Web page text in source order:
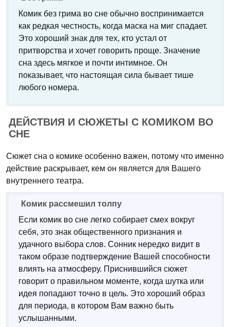
Комик без грима во сне обычно воспринимается
как редкая честность, когда маска на миг спадает.
Это хороший знак для тех, кто устал от
притворства и хочет говорить проще. Значение
сна здесь мягкое и почти интимное. Он
показывает, что настоящая сила бывает тише
любого номера.
ДЕЙСТВИЯ И СЮЖЕТЫ С КОМИКОМ ВО
СНЕ
Сюжет сна о комике особенно важен, потому что именно
действие раскрывает, кем он является для Вашего
внутреннего театра.
Комик рассмешил толпу
Если комик во сне легко собирает смех вокруг
себя, это знак общественного признания и
удачного выбора слов. Сонник нередко видит в
таком образе подтверждение Вашей способности
влиять на атмосферу. Приснившийся сюжет
говорит о правильном моменте, когда шутка или
идея попадают точно в цель. Это хороший образ
для периода, в котором Вам важно быть
услышанными.